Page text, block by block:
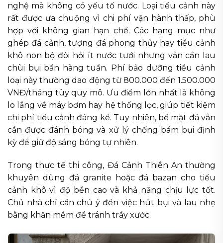
nghệ mà không có yếu tố nước. Loại tiểu cảnh này
rất được ưa chuộng vì chi phí vận hành thấp, phù
hợp với không gian hạn chế. Các hạng mục như
ghép đá cảnh, tượng đá phong thủy hay tiểu cảnh
khô non bộ đòi hỏi ít nước tưới nhưng vẫn cần lau
chùi bụi bẩn hàng tuần. Phí bảo dưỡng tiểu cảnh
loại này thường dao động từ 800.000 đến 1.500.000
VNĐ/tháng tùy quy mô. Ưu điểm lớn nhất là không
lo lắng về máy bơm hay hệ thống lọc, giúp tiết kiệm
chi phí tiểu cảnh đáng kể. Tuy nhiên, bề mặt đá vẫn
cần được đánh bóng và xử lý chống bám bụi định
kỳ để giữ độ sáng bóng tự nhiên.
Trong thực tế thi công, Đá Cảnh Thiên An thường
khuyên dùng đá granite hoặc đá bazan cho tiểu
cảnh khô vì độ bền cao và khả năng chịu lực tốt.
Chủ nhà chỉ cần chú ý đến việc hút bụi và lau nhẹ
bằng khăn mềm để tránh trầy xước.